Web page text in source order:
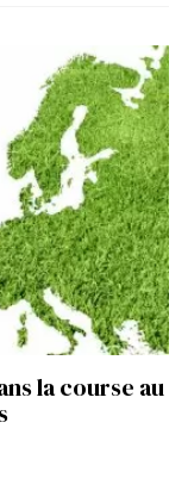
la course au